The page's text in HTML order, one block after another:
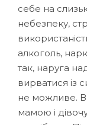
себе на
небезпеку,
алкоголь,
так, наруга
вирватися із
не можливе.
мамою і